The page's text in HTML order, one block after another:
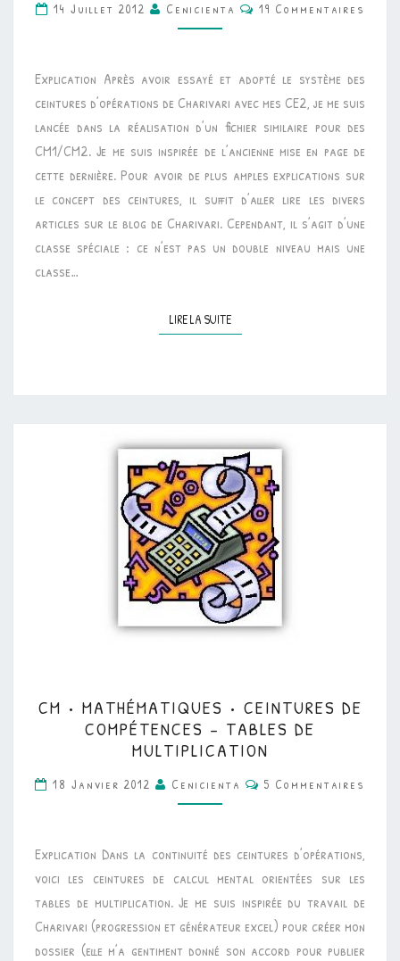
•
CEINTURES
COMPÉTENCES
–
OPÉRATIONS
14 Juillet 2012 Cenicienta Commentaires
19 Commentaires
Explication Après avoir essayé et adopté le système des
ceintures d’opérations de Charivari avec mes CE2, je me suis
lancée dans la réalisation d’un fichier similaire pour des
CM1/CM2. Je me suis inspirée de l’ancienne mise en page de
cette dernière. Pour avoir de plus amples explications sur
le concept des ceintures, il suffit d’aller lire les divers
articles sur le blog de Charivari. Cependant, il s’agit d’une
classe spéciale : ce n’est pas un double niveau mais une
classe…
LIRE LA SUITELIRE LA SUITE
•
MATHÉMATIQUES
CEINTURES
–
TABLES
DE
MULTIPLICATION
CM • MATHÉMATIQUES • CEINTURES DE
COMPÉTENCES – TABLES DE
MULTIPLICATION
18 Janvier 2012 Cenicienta Commentaires
5 Commentaires
Explication Dans la continuité des ceintures d’opérations,
voici les ceintures de calcul mental orientées sur les
tables de multiplication. Je me suis inspirée du travail de
Charivari (progression et générateur excel) pour créer mon
dossier (elle m’a gentiment donné son accord pour publier